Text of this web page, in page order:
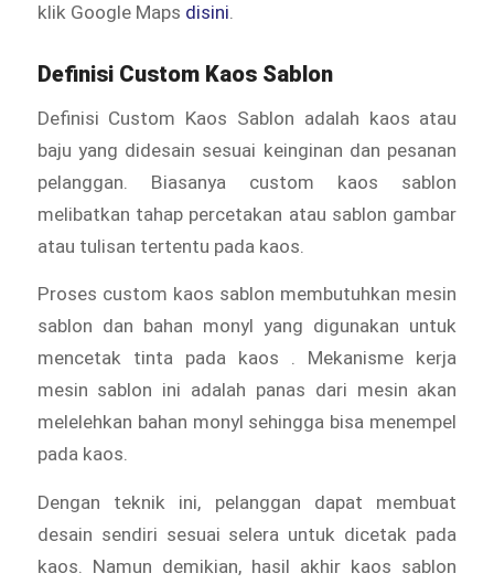
klik Google Maps disini.
Definisi Custom Kaos Sablon
Definisi Custom Kaos Sablon adalah kaos atau
baju yang didesain sesuai keinginan dan pesanan
pelanggan. Biasanya custom kaos sablon
melibatkan tahap percetakan atau sablon gambar
atau tulisan tertentu pada kaos.
Proses custom kaos sablon membutuhkan mesin
sablon dan bahan monyl yang digunakan untuk
mencetak tinta pada kaos . Mekanisme kerja
mesin sablon ini adalah panas dari mesin akan
melelehkan bahan monyl sehingga bisa menempel
pada kaos.
Dengan teknik ini, pelanggan dapat membuat
desain sendiri sesuai selera untuk dicetak pada
kaos. Namun demikian, hasil akhir kaos sablon